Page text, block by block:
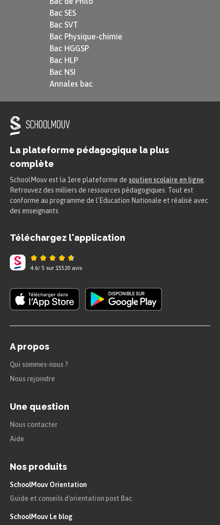
Bac SES
Bac SVT
Bac Physique-chimie
Bac HGGSP
Bac HLP
Bac NSI
Annales bac
La plateforme pédagogique la plus
complète
SchoolMouv est la 1ere plateforme de soutien scolaire en ligne
Retrouvez des milliers de ressources pédagogiques. Tout est
conforme au programme de l'Education Nationale et réalisé avec
des enseignants.
Téléchargez l'application
4.6/ 5 sur 15520 avis
A propos
Qui sommes-nous ?
Nous rejoindre
Une question
Nous contacter
Aide
Nos produits
SchoolMouv Orientation
Guide et conseils d'orientation post Bac
SchoolMouv Le blog